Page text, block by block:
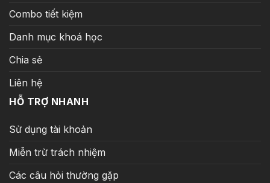
Combo tiết kiệm
Danh mục khoá học
Chia sẻ
Liên hệ
HỖ TRỢ NHANH
Sử dụng tài khoản
Miễn trừ trách nhiệm
Các câu hỏi thường gặp